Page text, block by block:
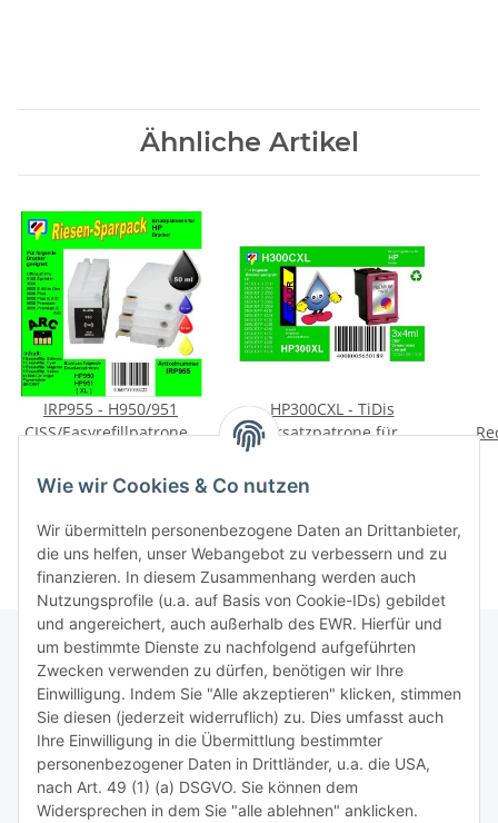
Ähnliche Artikel
IRP955 - H950/951
CISS/Easyrefillpatronen
pigmentierter Dr.Inkjet
0,25 € pro 1 ml
HP300CXL - TiDis
Ersatzpatrone für
CC644EE - color - mit 3x
4ml Inhalt / ersetzt
19,95 € pro 1
TiDis Lizenzsystem
Meist besuchte Seiten:
Tipps & Tricks rund um Sublimation
Wie wir Cookies & Co nutzen
Wir übermitteln personenbezogene Daten an Drittanbieter,
die uns helfen, unser Webangebot zu verbessern und zu
finanzieren. In diesem Zusammenhang werden auch
Nutzungsprofile (u.a. auf Basis von Cookie-IDs) gebildet
und angereichert, auch außerhalb des EWR. Hierfür und
um bestimmte Dienste zu nachfolgend aufgeführten
Zwecken verwenden zu dürfen, benötigen wir Ihre
Einwilligung. Indem Sie "Alle akzeptieren" klicken, stimmen
Sie diesen (jederzeit widerruflich) zu. Dies umfasst auch
Ihre Einwilligung in die Übermittlung bestimmter
personenbezogener Daten in Drittländer, u.a. die USA,
nach Art. 49 (1) (a) DSGVO. Sie können dem
Widersprechen in dem Sie "alle ablehnen" anklicken.